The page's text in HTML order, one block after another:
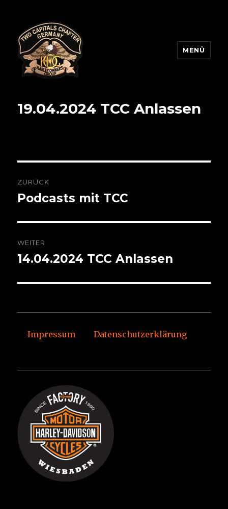
MENÜ
19.04.2024 TCC Anlassen
ZURÜCK
Vorheriger
Podcasts mit TCC
WEITER
Nächster
14.04.2024 TCC Anlassen
Impressum Datenschutzerklärung